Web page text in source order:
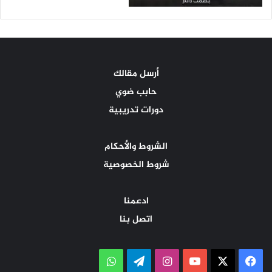
أرسل مقالك
حابب ضوي
دورات تدريبية
الشروط والأحكام
شروط الخصوصية
ادعمنا
اتصل بنا
فيسبوك ‫YouTubeانستقرامتيلقرامواتساب